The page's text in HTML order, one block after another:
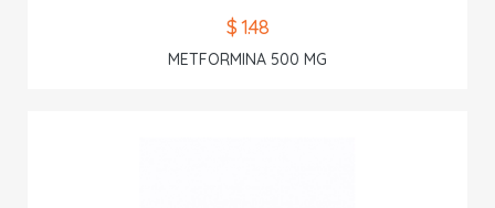
$ 1.48
METFORMINA 500 MG